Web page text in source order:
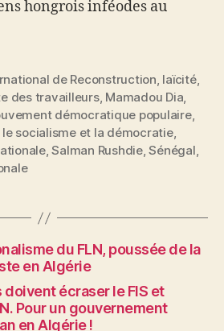
hongrois inféodes au
de Reconstruction, laïcité,
des travailleurs, Mamadou Dia,
démocratique populaire,
socialisme et la démocratie,
,Salman Rushdie,Sénégal,
du FLN, poussée de la
en Algérie
doivent écraser le FIS et
Pour un gouvernement
en Algérie !